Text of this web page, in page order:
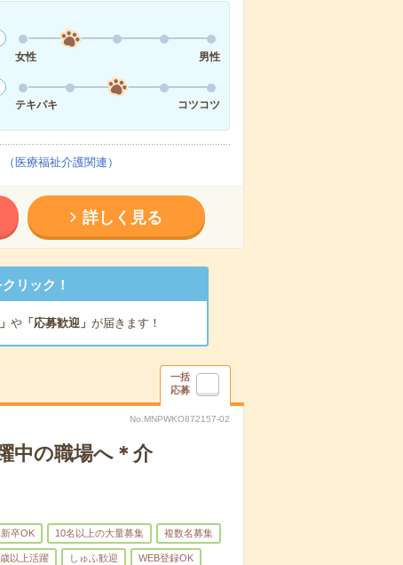
女性
男性
テキパキ
コツコツ
医療福祉介護関連）
詳しく見る
リック！
や「応募歓迎」 が届きます！
一括
応募
No.MNPWKO872157-02
中の職場へ＊介
卒OK 10名以上の大量募集 複数名募集
以上活躍 しゅふ歓迎 WEB登録OK